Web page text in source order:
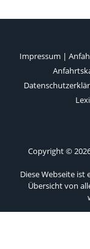
Impressum |
Copyright ©
Diese Webseite ist
Übersicht von